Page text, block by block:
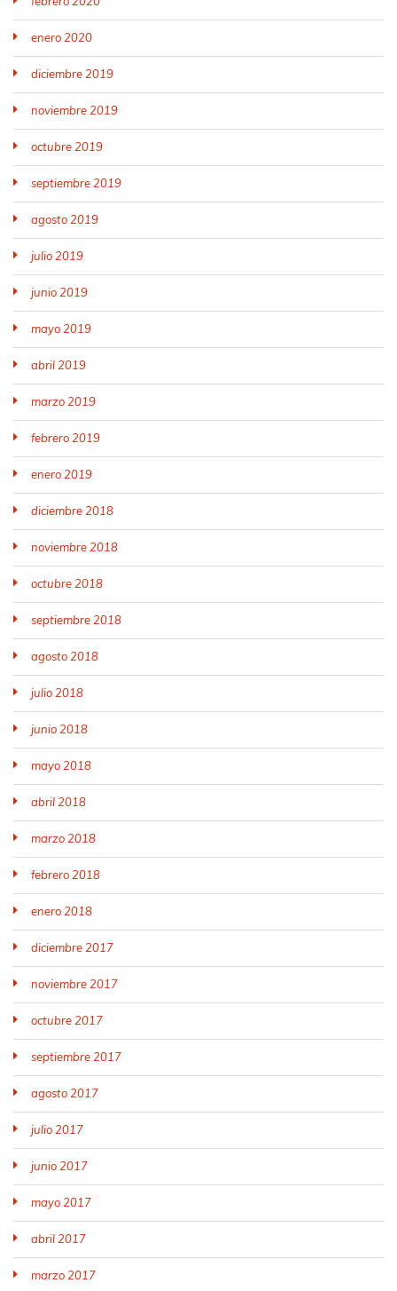
enero 2020
diciembre 2019
noviembre 2019
octubre 2019
septiembre 2019
agosto 2019
julio 2019
junio 2019
mayo 2019
abril 2019
marzo 2019
febrero 2019
enero 2019
diciembre 2018
noviembre 2018
octubre 2018
septiembre 2018
agosto 2018
julio 2018
junio 2018
mayo 2018
abril 2018
marzo 2018
febrero 2018
enero 2018
diciembre 2017
noviembre 2017
octubre 2017
septiembre 2017
agosto 2017
julio 2017
junio 2017
mayo 2017
abril 2017
marzo 2017